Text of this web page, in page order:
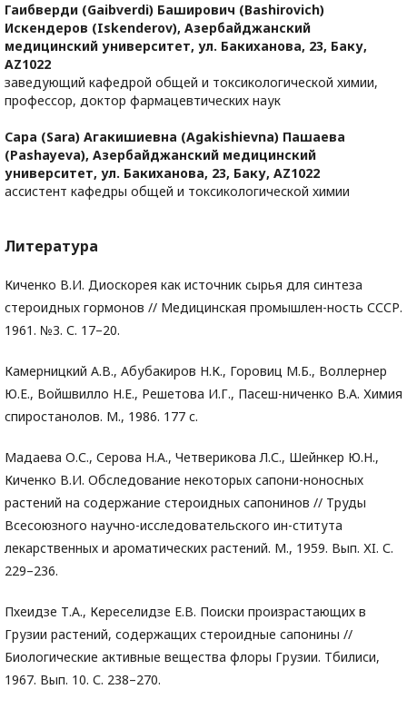
Гаибверди (Gaibverdi) Баширович (Bashirovich)
Искендеров (Iskenderov), Азербайджанский
медицинский университет, ул. Бакиханова, 23, Баку,
АZ1022
заведующий кафедрой общей и токсикологической химии,
профессор, доктор фармацевтических наук
Сара (Sara) Агакишиевна (Agakishievna) Пашаева
(Pashayeva), Азербайджанский медицинский
университет, ул. Бакиханова, 23, Баку, АZ1022
ассистент кафедры общей и токсикологической химии
Литература
Киченко В.И. Диоскорея как источник сырья для синтеза
стероидных гормонов // Медицинская промышлен-ность СССР.
1961. №3. С. 17–20.
Камерницкий А.В., Абубакиров Н.К., Горовиц М.Б., Воллернер
Ю.Е., Войшвилло Н.Е., Решетова И.Г., Пасеш-ниченко В.А. Химия
спиростанолов. М., 1986. 177 c.
Мадаева О.С., Серова Н.А., Четверикова Л.С., Шейнкер Ю.Н.,
Киченко В.И. Обследование некоторых сапони-ноносных
растений на содержание стероидных сапонинов // Труды
Всесоюзного научно-исследовательского ин-ститута
лекарственных и ароматических растений. М., 1959. Вып. ХI. С.
229–236.
Пхеидзе Т.А., Кереселидзе Е.В. Поиски произрастающих в
Грузии растений, содержащих стероидные сапонины //
Биологические активные вещества флоры Грузии. Тбилиси,
1967. Вып. 10. С. 238–270.